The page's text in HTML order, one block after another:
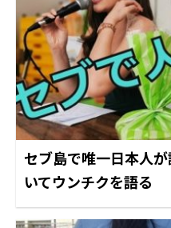
セブ島で唯一日本人
いてウンチクを語る